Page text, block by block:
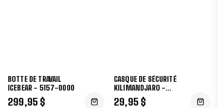
BOTTE DE TRAVAIL
ICEBEAR - 5157-0000
299,95 $
CASQUE DE SÉCURITÉ
KILIMANDJARO -
HP641R
29,95 $